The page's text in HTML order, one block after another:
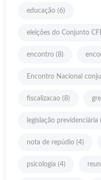
educação (6)
eleições do Conjunto
encontro (8)
Encontro Nacional
fiscalizacao (8)
legislação previdenciária
nota de repúdio (4)
psicologia (4)